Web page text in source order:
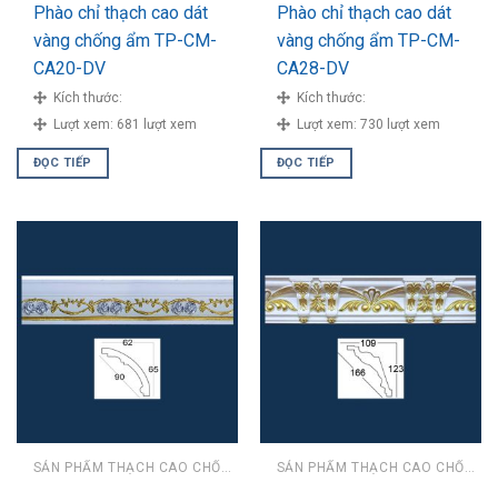
Phào chỉ thạch cao dát
vàng chống ẩm TP-CM-
CA20-DV
Kích thước:
Lượt xem: 681 lượt xem
ĐỌC TIẾP
Phào chỉ thạch cao dát
vàng chống ẩm TP-CM-
CA28-DV
Kích thước:
Lượt xem: 730 lượt xem
ĐỌC TIẾP